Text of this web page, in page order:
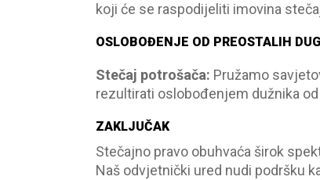
koji će se raspodijeliti imovina
OSLOBOĐENJE OD PREOSTALIH
Stečaj potrošača: Pružamo
rezultirati oslobođenjem dužnika
ZAKLJUČAK
Stečajno pravo obuhvaća širok
Naš odvjetnički ured nudi podršku